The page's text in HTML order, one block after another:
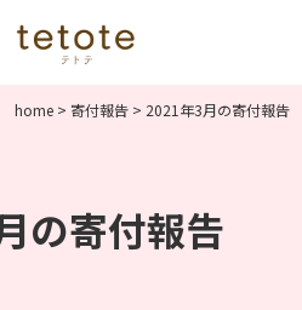
home > 寄付報告 > 2021年3月の寄付報告
の寄付報告